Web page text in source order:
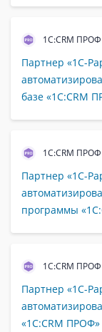
1С:CRM ПРОФ
Партнер «1С-
базе «1С:CRM
1С:CRM ПРОФ
Партнер «1С-
программы
1С:CRM ПРОФ
Партнер «1С-
«1С:CRM ПРОФ»